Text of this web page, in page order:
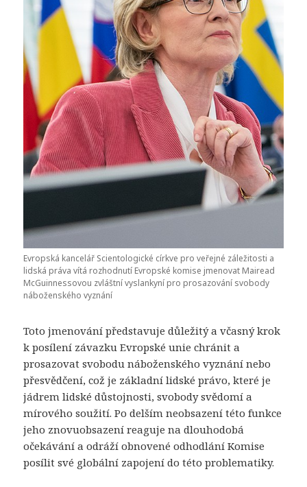
Evropská kancelář Scientologické církve pro veřejné záležitosti a
lidská práva vítá rozhodnutí Evropské komise jmenovat Mairead
McGuinnessovou zvláštní vyslankyní pro prosazování svobody
náboženského vyznání
Toto jmenování představuje důležitý a včasný krok
k posílení závazku Evropské unie chránit a
prosazovat svobodu náboženského vyznání nebo
přesvědčení, což je základní lidské právo, které je
jádrem lidské důstojnosti, svobody svědomí a
mírového soužití. Po delším neobsazení této funkce
jeho znovuobsazení reaguje na dlouhodobá
očekávání a odráží obnovené odhodlání Komise
posílit své globální zapojení do této problematiky.